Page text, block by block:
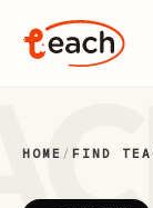
HOME / FIND